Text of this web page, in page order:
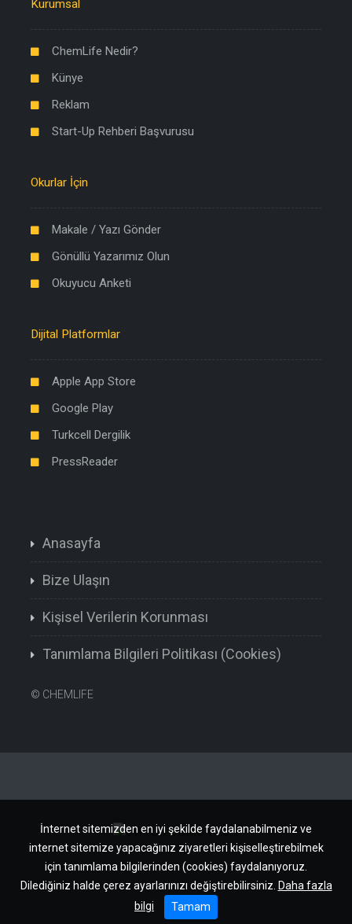
İnternet sitemizden en iyi şekilde faydalanabilmeniz ve
internet sitemize yapacağınız ziyaretleri kişiselleştirebilmek
için tanımlama bilgilerinden (cookies) faydalanıyoruz.
Dilediğiniz halde çerez ayarlarınızı değiştirebilirsiniz. Daha fazla
bilgi
Tamam
Kurumsal
ChemLife Nedir?
Künye
Reklam
Start-Up Rehberi Başvurusu
Okurlar İçin
Makale / Yazı Gönder
Gönüllü Yazarımız Olun
Okuyucu Anketi
Dijital Platformlar
Apple App Store
Google Play
Turkcell Dergilik
PressReader
Anasayfa
Bize Ulaşın
Kişisel Verilerin Korunması
Tanımlama Bilgileri Politikası (Cookies)
© CHEMLIFE